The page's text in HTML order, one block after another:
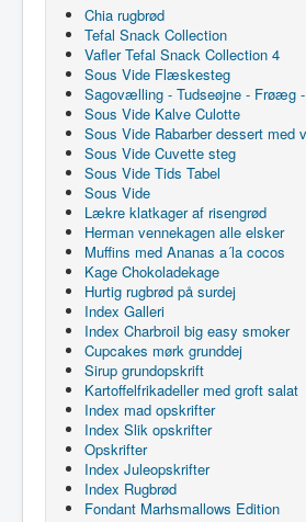
Chia rugbrød
Tefal Snack Collection
Vafler Tefal Snack Collection 4
Sous Vide Flæskesteg
Sagovælling - Tudseøjne - Frøæg
Sous Vide Kalve Culotte
Sous Vide Rabarber dessert med
Sous Vide Cuvette steg
Sous Vide Tids Tabel
Sous Vide
Lækre klatkager af risengrød
Herman vennekagen alle elsker
Muffins med Ananas a´la cocos
Kage Chokoladekage
Hurtig rugbrød på surdej
Index Galleri
Index Charbroil big easy smoker
Cupcakes mørk grunddej
Sirup grundopskrift
Kartoffelfrikadeller med groft salat
Index mad opskrifter
Index Slik opskrifter
Opskrifter
Index Juleopskrifter
Index Rugbrød
Fondant Marhsmallows Edition